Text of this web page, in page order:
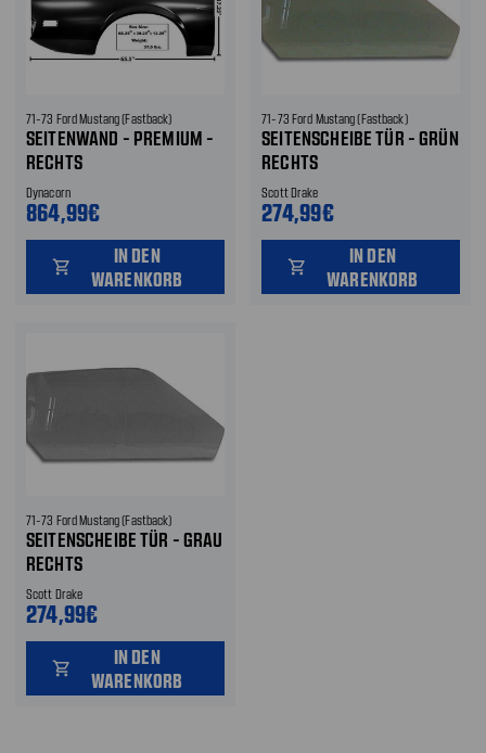
71-73 Ford Mustang (Fastback)
SEITENWAND - PREMIUM -
RECHTS
Dynacorn
864,99€
shopping_cart
IN DEN
WARENKORB
71-73 Ford Mustang (Fastback)
SEITENSCHEIBE TÜR - GRÜN
RECHTS
Scott Drake
274,99€
shopping_cart
IN DEN
WARENKORB
71-73 Ford Mustang (Fastback)
SEITENSCHEIBE TÜR - GRAU
RECHTS
Scott Drake
274,99€
shopping_cart
IN DEN
WARENKORB